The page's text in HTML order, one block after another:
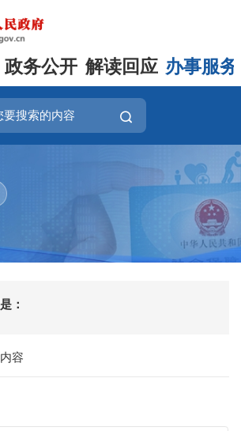
政务公开 解读回应 办事服务
：
容